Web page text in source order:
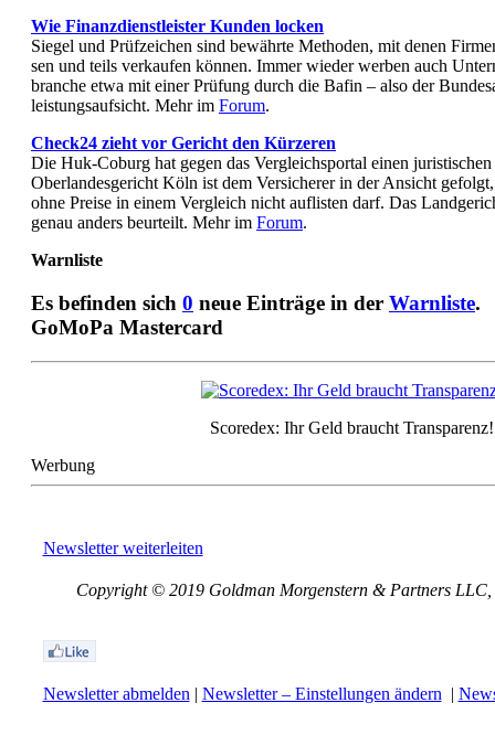
Wie Finanzdienstleister Kunden locken
Sie­gel und Prüf­zei­chen sind be­währ­te Me­tho­den, mit de­nen
sen und teils ver­kau­fen kön­nen. Im­mer wie­der wer­ben auch
bran­che et­wa mit ei­ner Prü­fung durch die Ba­fin – al­so der
leis­tungs­auf­sicht. Mehr im Forum.
Check24 zieht vor Gericht den Kürzeren
Die Huk-Coburg hat gegen das Vergleichsportal einen
Oberlandesgericht Köln ist dem Versicherer in der Ansicht
ohne Preise in einem Vergleich nicht auflisten darf. Das
genau anders beurteilt. Mehr im Forum.
Warnliste
Es befinden sich 0 neue Einträge in der Warnliste.
GoMoPa Mastercard
Scoredex: Ihr Geld braucht Transparenz!
Werbung
Newsletter weiterleiten
Copyright © 2019 Goldman Morgenstern & Partners LLC,
Newsletter abmelden| Newsletter – Einstellungen ändern|